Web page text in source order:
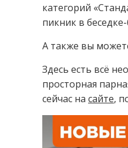
категорий
пикник в
А также вы
Здесь есть всё
просторная
сейчас на сайте,